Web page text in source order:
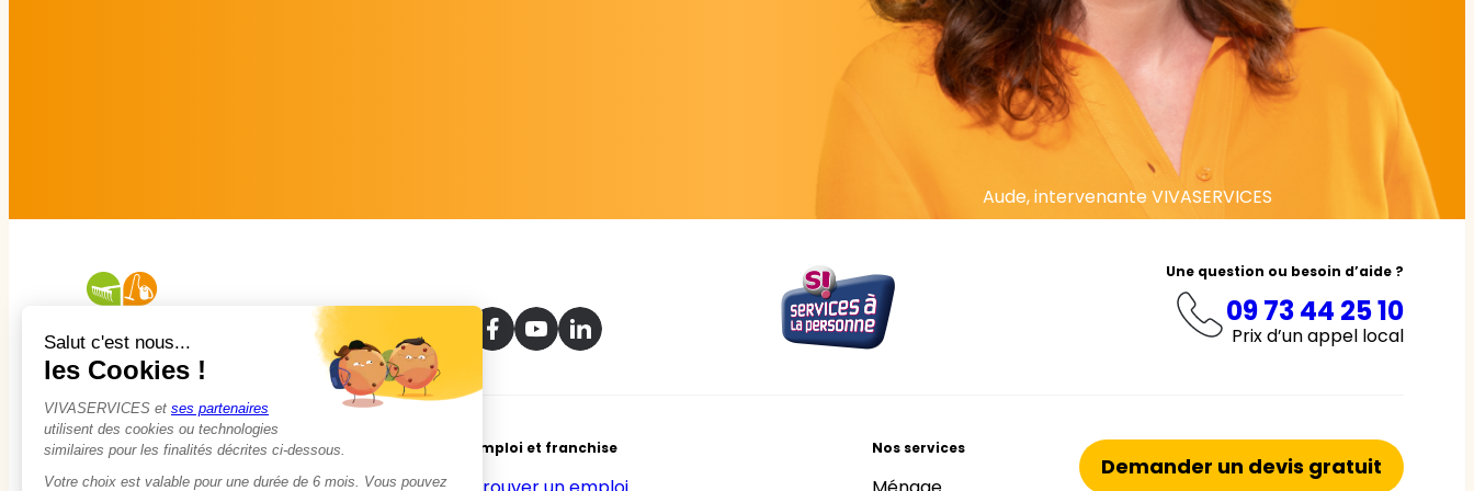
Aude, intervenante VIVASERVICES
Une question ou besoin d’aide ?
09 73 44 25 10
Prix d’un appel local
À propos Emploi et franchise Nos services
Demander un devis gratuit